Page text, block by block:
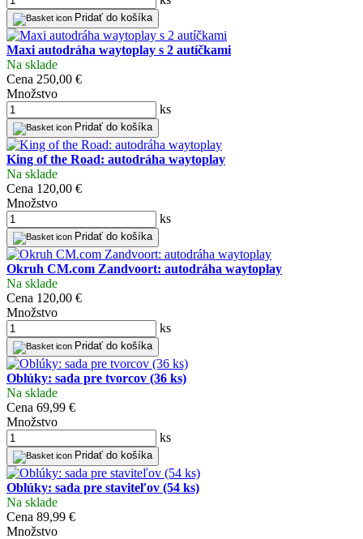
Pridať do košíka
Maxi autodráha waytoplay s 2 autíčkami
Na sklade
Cena 250,00 €
Množstvo
ks
Pridať do košíka
King of the Road: autodráha waytoplay
Na sklade
Cena 120,00 €
Množstvo
ks
Pridať do košíka
Okruh CM.com Zandvoort: autodráha waytoplay
Na sklade
Cena 120,00 €
Množstvo
ks
Pridať do košíka
Oblúky: sada pre tvorcov (36 ks)
Na sklade
Cena 69,99 €
Množstvo
ks
Pridať do košíka
Oblúky: sada pre staviteľov (54 ks)
Na sklade
Cena 89,99 €
Množstvo